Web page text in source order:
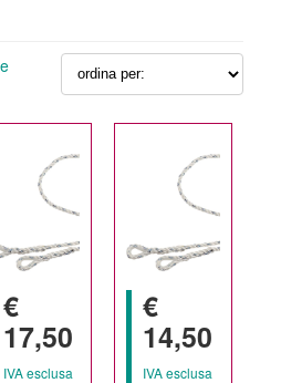
€
17,50
IVA esclusa
€
14,50
IVA esclusa